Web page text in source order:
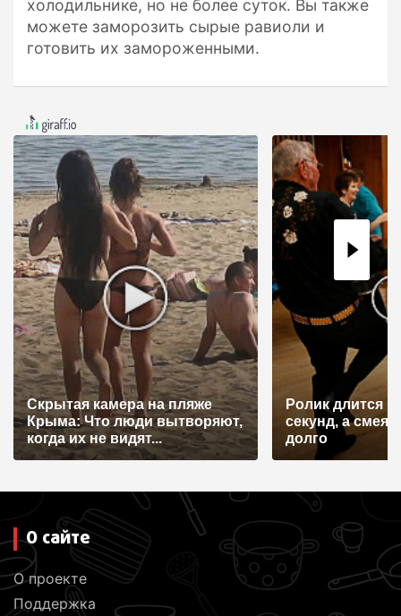
холодильнике, но не более суток. Вы также
можете заморозить сырые равиоли и
готовить их замороженными.
Скрытая камера на пляже
Крыма: Что люди вытворяют,
когда их не видят...
Ролик длится
секунд, а
долго
О сайте
О проекте
Поддержка